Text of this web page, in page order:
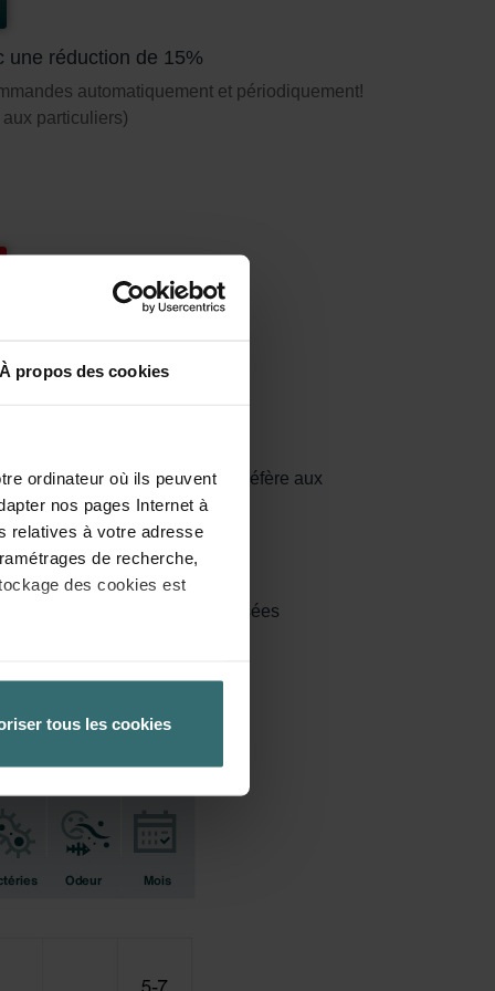
À propos des cookies
ordinateur où ils peuvent
nos pages Internet à
relatives à votre adresse
de recherche,
des cookies est
en conséquence
ordinateur. Vous pouvez
logiciel correspondant.
concerné désactive
de notre site Web ne
cookies.
tous les cookies
une réduction de 15%
automatiquement et périodiquement!
particuliers)
(F7)
>10 microns. ePM1 se réfère aux
F7 sont les classifications utilisées